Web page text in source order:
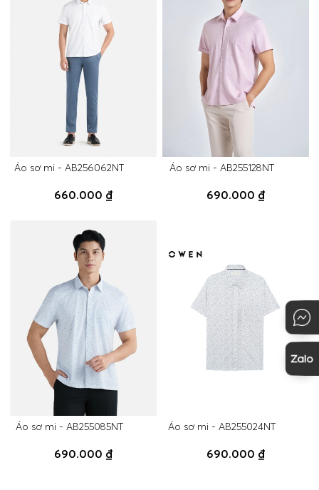
Áo sơ mi - AB256062NT
660.000 ₫
Áo sơ mi - AB255128NT
690.000 ₫
Áo sơ mi - AB255085NT
690.000 ₫
Áo sơ mi - AB255024NT
690.000 ₫